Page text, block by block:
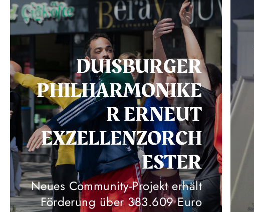
DUISBURGER
PHILHARMONIKE
R ERNEUT
EXZELLENZORCH
ESTER
Neues Community-Projekt erhält
Förderung über 383.609 Euro